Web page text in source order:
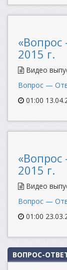
«Вопрос
2015 г.
Видео
Вопрос —
01:00
2015 г.
Видео
Вопрос —
01:00
ВОПРОС-